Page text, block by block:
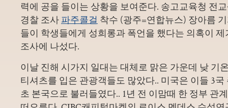
력에 공을 들이는 상황을 보여준다. 송고교육청 전
경찰 조사 파주콜걸 착수 (광주=연합뉴스) 장아름
들이 학생들에게 성희롱과 폭언을 했다는 의혹이
조사에 나섰다.
이날 진해 시가지 일대는 대체로 맑은 가운데 낮 기
티셔츠를 입은 관광객들도 많았다.. 미국은 이들 3
초 본국으로 불러들였다.. 1년 전 이맘때 한 정부 관